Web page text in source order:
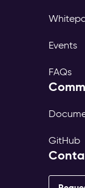
Events
FAQs
GitHub